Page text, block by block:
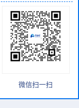
微信扫一扫